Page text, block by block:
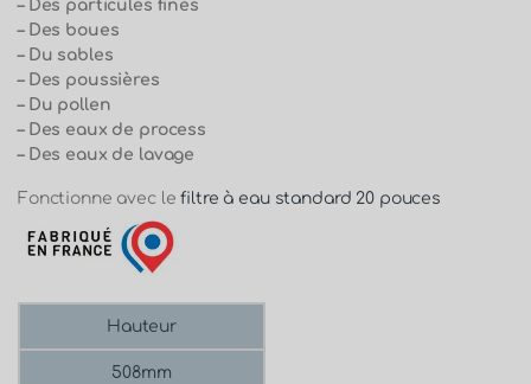
– Des particules fines
– Des boues
– Du sables
– Des poussières
– Du pollen
– Des eaux de process
– Des eaux de lavage
Fonctionne avec lefiltre à eau standard 20 pouces
Hauteur
508mm